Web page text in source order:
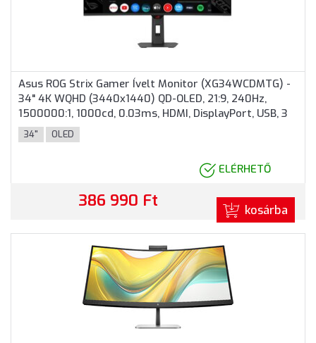
Asus ROG Strix Gamer Ívelt Monitor (XG34WCDMTG) -
34" 4K WQHD (3440x1440) QD-OLED, 21:9, 240Hz,
1500000:1, 1000cd, 0.03ms, HDMI, DisplayPort, USB, 3
év garancia, Fekete színben
34" OLED
ELÉRHETŐ
386 990 Ft kosárba